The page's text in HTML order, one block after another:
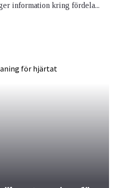
information kring fördela...